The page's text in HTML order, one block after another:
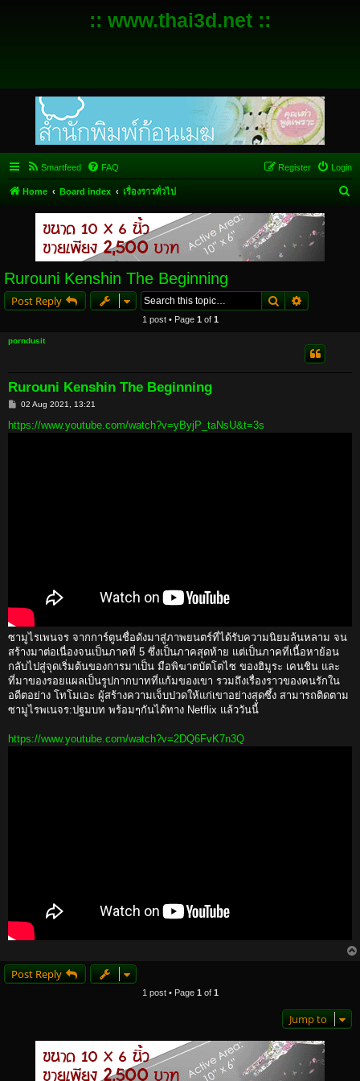
:: www.thai3d.net ::
Smartfeed FAQ Login
Register
Home Board index เรื่องราวทั่วไป
Rurouni Kenshin The Beginning
Post Reply SearchAdvanced
1 post • Page 1 of 1
porndusit
Rurouni Kenshin The Beginning
P
s
02 Aug 2021, 13:21
https://www.youtube.com/watch?v=yByjP_taNsU&t=3s
ซามูไรเพนจร จากการ์ตูนชื่อดังมาสู่ภาพยนตร์ที่ได้รับความนิยมล้นหลาม จน
สร้างมาต่อเนื่องจนเป็นภาคที่ 5 ซึ่งเป็นภาคสุดท้าย แต่เป็นภาคที่เนื้อหาย้อน
กลับไปสู่จุดเริ่มต้นของการมาเป็น มือพิฆาตบัตโตไซ ของฮิมูระ เคนชิน และ
ที่มาของรอยแผลเป็นรูปกากบาทที่แก้มของเขา รวมถึงเรื่องราวของคนรักใน
อดีตอย่าง โทโมเอะ ผู้สร้างความเจ็บปวดให้แก่เขาอย่างสุดซึ้ง สามารถติดตาม
ซามูไรพเนจร:ปฐมบท พร้อมๆกันได้ทาง Netflix แล้ววันนี้
https://www.youtube.com/watch?v=2DQ6FvK7n3Q
Post Reply
1 post • Page 1 of 1
Jump to